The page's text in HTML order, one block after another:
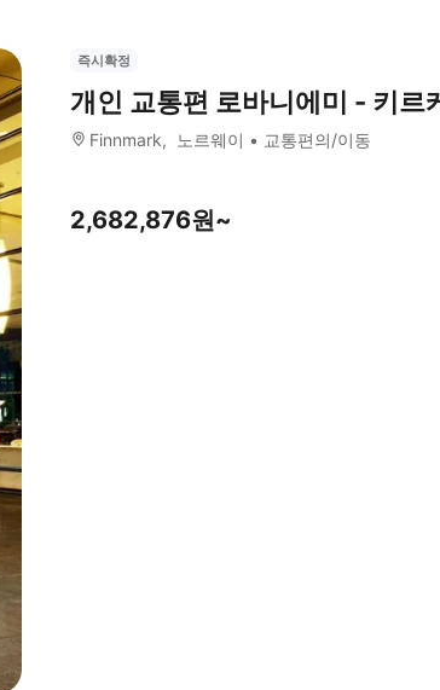
즉시확정
개인 교통편 로바니에미 - 키르
Finnmark 노르웨이 교통편의/이동
2,682,876원~